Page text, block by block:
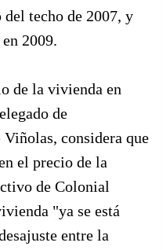
del techo de 2007, y
2009.
de la vivienda en
de
considera que
el precio de la
de Colonial
"ya se está
entre la